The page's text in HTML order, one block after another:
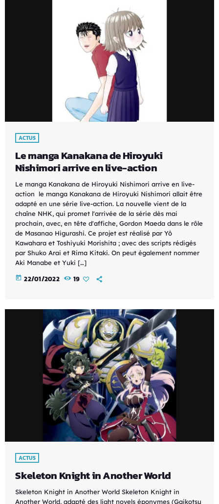
ACTUS
Le manga Kanakana de Hiroyuki
Nishimori arrive en live-action
Le manga Kanakana de Hiroyuki Nishimori arrive en live-
action le manga Kanakana de Hiroyuki Nishimori allait être
adapté en une série live-action. La nouvelle vient de la
chaîne NHK, qui promet l'arrivée de la série dès mai
prochain, avec, en tête d'affiche, Gordon Maeda dans le rôle
de Masanao Higurashi. Ce projet est réalisé par Yô
Kawahara et Toshiyuki Morishita ; avec des scripts rédigés
par Shuko Arai et Rima Kitaki. On peut également nommer
Aki Manabe et Yuki […]
today 22/01/2022 19
ACTUS
Skeleton Knight in Another World
Skeleton Knight in Another World Skeleton Knight in
Another World, adapté des light novels éponymes (Gaikotsu